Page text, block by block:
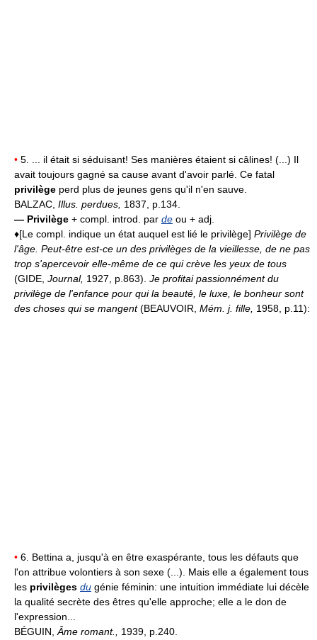
• 5. ... il était si séduisant! Ses manières étaient si câlines! (...) Il
avait toujours gagné sa cause avant d'avoir parlé. Ce fatal
privilège perd plus de jeunes gens qu'il n'en sauve.
BALZAC, Illus. perdues, 1837, p.134.
— Privilège + compl. introd. par de ou + adj.
♦[Le compl. indique un état auquel est lié le privilège] Privilège de
l'âge. Peut-être est-ce un des privilèges de la vieillesse, de ne pas
trop s'apercevoir elle-même de ce qui crève les yeux de tous
(GIDE, Journal, 1927, p.863). Je profitai passionnément du
privilège de l'enfance pour qui la beauté, le luxe, le bonheur sont
des choses qui se mangent(BEAUVOIR, Mém. j. fille, 1958, p.11):
• 6. Bettina a, jusqu'à en être exaspérante, tous les défauts que
l'on attribue volontiers à son sexe (...). Mais elle a également tous
les privilèges du génie féminin: une intuition immédiate lui décèle
la qualité secrète des êtres qu'elle approche; elle a le don de
l'expression...
BÉGUIN, Âme romant., 1939, p.240.